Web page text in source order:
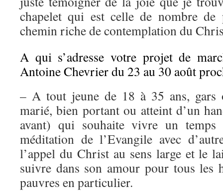
chapelet qui est celle de nombre
chemin riche de contemplation du
A qui s’adresse votre projet de
Antoine Chevrier du 23 au 30 août
– A tout jeune de 18 à 35 ans, gars
marié, bien portant ou atteint d’un
avant) qui souhaite vivre un
méditation de l’Evangile avec
l’appel du Christ au sens large et le
suivre dans son amour pour tous les
pauvres en particulier.